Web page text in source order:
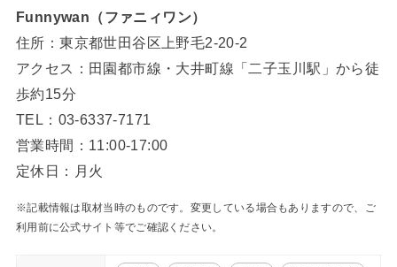
Funnywan（ファニィワン）
住所：東京都世田谷区上野毛2-20-2
アクセス：田園都市線・大井町線「二子玉川駅」から徒
歩約15分
TEL：03-6337-7171
営業時間：11:00-17:00
定休日：月火
※記載情報は取材当時のものです。変更している場合もありますので、ご
利用前に公式サイト等でご確認ください。